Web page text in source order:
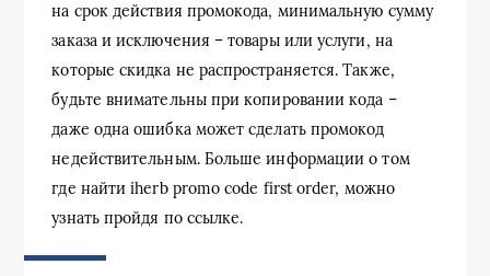
на срок действия промокода, минимальную сумму
заказа и исключения – товары или услуги, на
которые скидка не распространяется. Также,
будьте внимательны при копировании кода –
даже одна ошибка может сделать промокод
недействительным. Больше информации о том
где найти iherb promo code first order, можно
узнать пройдя по ссылке.